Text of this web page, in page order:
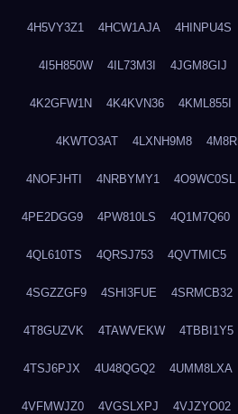
4H5VY3Z1 4HCW1AJA 4HINPU4S
4I5H850W 4IL73M3I 4JGM8GIJ
4K2GFW1N 4K4KVN36 4KML855I
4KWTO3AT 4LXNH9M8
4NOFJHTI 4NRBYMY1 4O9WC0SL
4PE2DGG9 4PW810LS 4Q1M7Q60
4QL610TS 4QRSJ753 4QVTMIC5
4SGZZGF9 4SHI3FUE 4SRMCB32
4T8GUZVK 4TAWVEKW 4TBBI1Y5
4TSJ6PJX 4U48QGQ2 4UMM8LXA
4VFMWJZ0 4VGSLXPJ 4VJZYO02